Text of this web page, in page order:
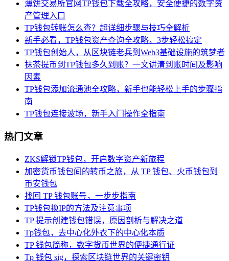
薄饼交易所官网TP钱包下载全攻略，安全便捷的数字资
产管理入口
TP钱包转账怎么查？超详细步骤与技巧全解析
新手必看，TP钱包资产查询全攻略，3步轻松搞定
TP钱包创始人，从区块链老兵到Web3基础设施的筑梦者
抹茶提币到TP钱包多久到账？一文讲清到账时间及影响
因素
TP钱包添加流通池全攻略，新手也能轻松上手的步骤指
南
TP钱包连接波场，新手入门操作全指南
热门文章
ZKS解锁TP钱包，开启数字资产新旅程
加密货币钱包间的转币之旅，从 TP 钱包、火币钱包到
币安钱包
找回 TP 钱包账号，一步步指南
TP钱包换IP的方法及注意事项
TP 提示创建钱包错误，原因剖析与解决之道
Tp钱包，去中心化外衣下的中心化本质
TP 钱包简称，数字货币世界的便捷通行证
Tp 钱包 sig，探索区块链世界的关键密钥